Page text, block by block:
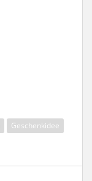
Geschenkidee